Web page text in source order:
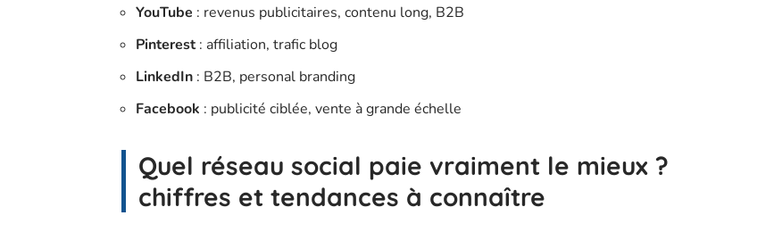
YouTube : revenus publicitaires, contenu long, B2B
Pinterest: affiliation, trafic blog
LinkedIn : B2B, personal branding
Facebook : publicité ciblée, vente à grande échelle
Quel réseau social paie vraiment le mieux ?
chiffres et tendances à connaître